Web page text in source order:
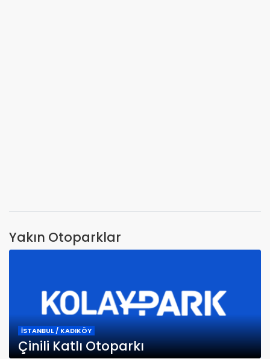
Yakın Otoparklar
İSTANBUL / KADIKÖY
Çinili Katlı Otoparkı